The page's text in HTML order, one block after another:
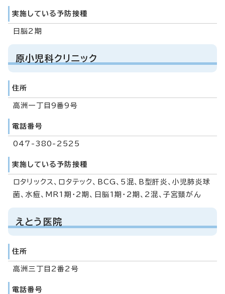
実施している予防接種
日脳2期
原小児科クリニック
住所
高洲一丁目9番9号
電話番号
047-380-2525
実施している予防接種
ロタリックス、ロタテック、BCG、5混、B型肝炎、小児肺炎球
菌、水痘、MR1期・2期、日脳1期・2期、2混、子宮頸がん
えとう医院
住所
高洲三丁目2番2号
電話番号